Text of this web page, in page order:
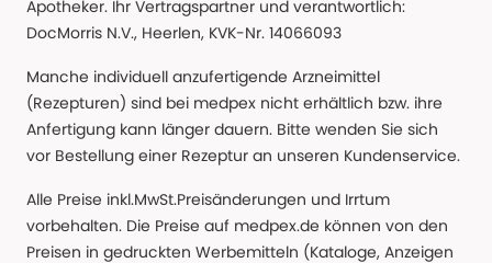
Apotheker. Ihr Vertragspartner und verantwortlich:
DocMorris N.V., Heerlen, KVK-Nr. 14066093
Manche individuell anzufertigende Arzneimittel
(Rezepturen) sind bei medpex nicht erhältlich bzw. ihre
Anfertigung kann länger dauern. Bitte wenden Sie sich
vor Bestellung einer Rezeptur an unseren Kundenservice.
Alle Preise inkl.MwSt.Preisänderungen und Irrtum
vorbehalten. Die Preise auf medpex.de können von den
Preisen in gedruckten Werbemitteln (Kataloge, Anzeigen